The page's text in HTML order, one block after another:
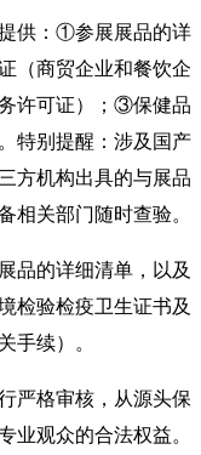
供：①参展展品的详
（商贸企业和餐饮企
许可证）；③保健品
特别提醒：涉及国产
方机构出具的与展品
相关部门随时查验。
品的详细清单，以及
检验检疫卫生证书及
手续）。
严格审核，从源头保
业观众的合法权益。